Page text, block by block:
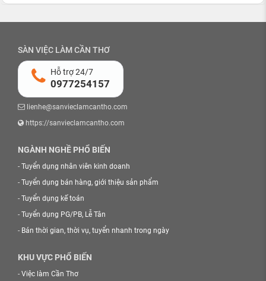
SÀN VIỆC LÀM CẦN THƠ
Hỗ trợ 24/7
0977254157
lienhe@sanvieclamcantho.com
https://sanvieclamcantho.com
NGÀNH NGHỀ PHỔ BIẾN
- Tuyển dụng nhân viên kinh doanh
- Tuyển dụng bán hàng, giới thiệu sản phẩm
- Tuyển dụng kế toán
- Tuyển dụng PG/PB, Lễ Tân
- Bán thời gian, thời vụ, tuyển nhanh trong ngày
KHU VỰC PHỔ BIẾN
- Việc làm Cần Thơ